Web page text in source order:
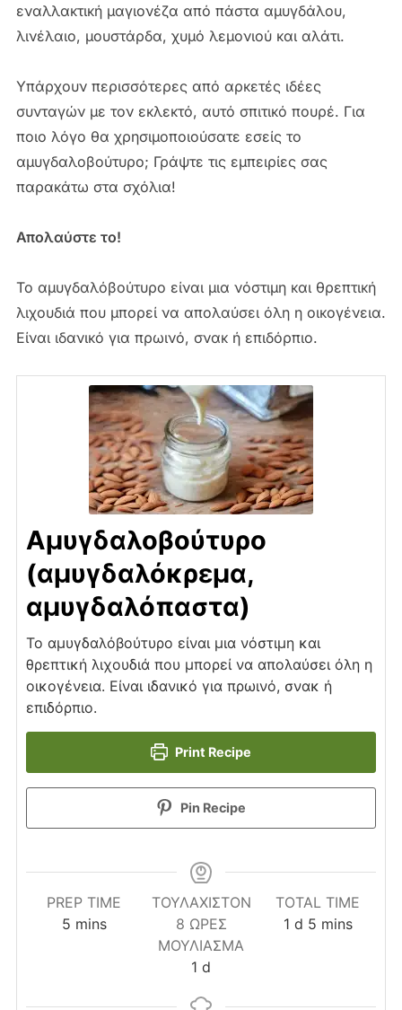
εναλλακτική μαγιονέζα από πάστα αμυγδάλου,
λινέλαιο, μουστάρδα, χυμό λεμονιού και αλάτι.
Υπάρχουν περισσότερες από αρκετές ιδέες
συνταγών με τον εκλεκτό, αυτό σπιτικό πουρέ. Για
ποιο λόγο θα χρησιμοποιούσατε εσείς το
αμυγδαλοβούτυρο; Γράψτε τις εμπειρίες σας
παρακάτω στα σχόλια!
Απολαύστε το!
Το αμυγδαλόβούτυρο είναι μια νόστιμη και θρεπτική
λιχουδιά που μπορεί να απολαύσει όλη η οικογένεια.
Είναι ιδανικό για πρωινό, σνακ ή επιδόρπιο.
Αμυγδαλοβούτυρο
(αμυγδαλόκρεμα,
αμυγδαλόπαστα)
Το αμυγδαλόβούτυρο είναι μια νόστιμη και
θρεπτική λιχουδιά που μπορεί να απολαύσει όλη η
οικογένεια. Είναι ιδανικό για πρωινό, σνακ ή
επιδόρπιο.
Print Recipe
Pin Recipe
PREP TIME
5minutes
mins
ΤΟΥΛΆΧΙΣΤΟΝ
8 ΏΡΕΣ
ΜΟΎΛΙΑΣΜΑ
1 day
d
TOTAL TIME
1day
d 5minutes
mins